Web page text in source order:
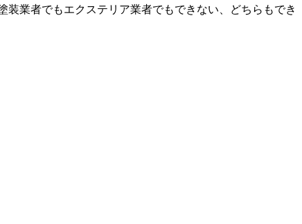
業者でもエクステリア業者でもできない、どちらもでき